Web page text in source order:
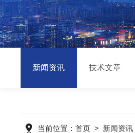
新闻资讯 技术文章
当前位置： 首页> 新闻资讯